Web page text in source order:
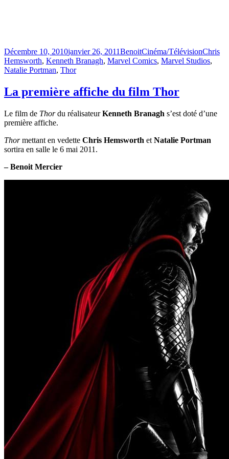
Publié
le
Décembre 10, 2010janvier 26, 2011BenoitCatégories
Cinéma/TélévisionChris
Hemsworth, Kenneth Branagh, Marvel Comics, Marvel Studios,
Natalie Portman, Thor
La première affiche du film Thor
Le film de Thordu réalisateurKenneth Branagh s’est doté d’une
première affiche.
Thormettant en vedette Chris Hemsworth et Natalie Portman
sortira en salle le 6 mai 2011.
– Benoit Mercier